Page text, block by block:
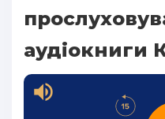
аудіокниги